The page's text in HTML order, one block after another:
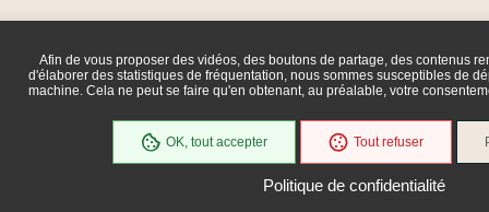
Afin de vous proposer des vidéos, des boutons de partage, des contenus
d'élaborer des statistiques de fréquentation, nous sommes susceptibles de
machine. Cela ne peut se faire qu'en obtenant, au préalable, votre
OK, tout accepter Tout refuser
Politique de confidentialité